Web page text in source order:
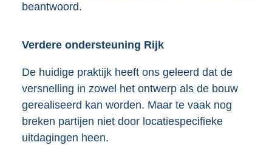
beantwoord.
Verdere ondersteuning Rijk
De huidige praktijk heeft ons geleerd dat de
versnelling in zowel het ontwerp als de bouw
gerealiseerd kan worden. Maar te vaak nog
breken partijen niet door locatiespecifieke
uitdagingen heen.